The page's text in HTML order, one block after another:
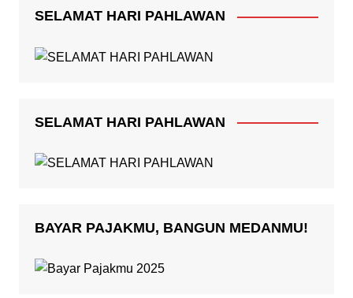
SELAMAT HARI PAHLAWAN
SELAMAT HARI PAHLAWAN
BAYAR PAJAKMU, BANGUN MEDANMU!